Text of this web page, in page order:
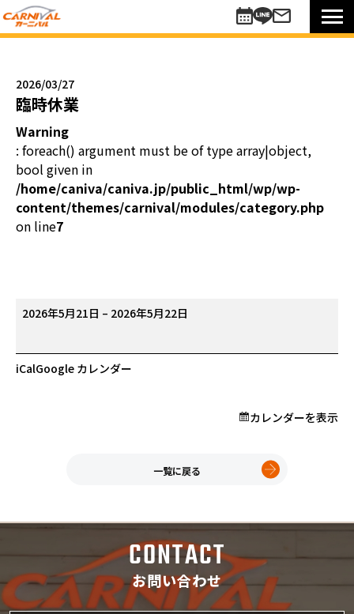
未使用車
中古車
買い方のご提案
コミットワンシステム
アレンジ7
未使用車
リターンカー
自動車保険
プロが教える「お役立ち情報」
RV岩槻店
上尾店
会社案内
採用情報
2026/03/27
臨時休業
Warning
: foreach() argument must be of type array|object,
bool given in
/home/caniva/caniva.jp/public_html/wp/wp-
content/themes/carnival/modules/category.php
on line7
臨
業
2026年5月21日 – 2026年5月22日
iCalGoogle カレンダー
カレンダーを表示
一覧に戻る
CONTACT
お問い合わせ